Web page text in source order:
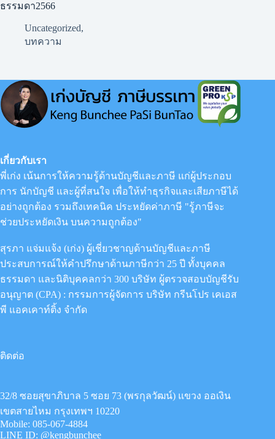
ธรรมดา2566
Uncategorized,
บทความ
เกี่ยวกับเรา
พี่เก่ง เน้นการให้ความรู้ด้านบัญชีและภาษี แก่ผู้ประกอบ
การ นักบัญชี และผู้ที่สนใจ เพื่อให้ทำธุรกิจและเสียภาษีได้
อย่างถูกต้อง รวมถึงเทคนิค ประหยัดค่าภาษี "รู้ภาษีจะ
ช่วยประหยัดเงิน บนความถูกต้อง"
สุรภา แจ่มแจ้ง (เก่ง) ผู้เชี่ยวชาญด้านบัญชีและภาษี
ประสบการณ์ให้คำปรึกษาด้านภาษีกว่า 25 ปี ทั้งบุคคล
ธรรมดา และนิติบุคคลกว่า 300 บริษัท ผู้ตรวจสอบบัญชีรับ
อนุญาต (CPA) : กรรมการผู้จัดการ บริษัท กรีนโปร เคเอส
พี แอคเคาท์ติ้ง จำกัด
ติดต่อ
32/8 ซอยสุขาภิบาล 5 ซอย 73 (พรกุลวัฒน์) แขวง ออเงิน
เขตสายไหม กรุงเทพฯ 10220
Mobile: 085-067-4884
LINE ID: @kengbunchee